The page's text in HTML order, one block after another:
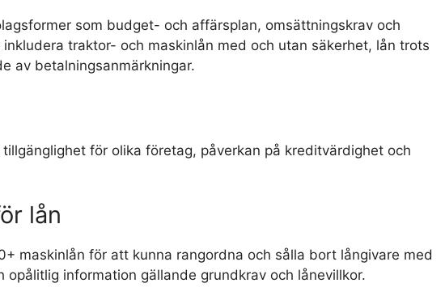
som budget- och affärsplan, omsättningskrav och
traktor- och maskinlån med och utan säkerhet, lån trots
av betalningsanmärkningar.
för olika företag, påverkan på kreditvärdighet och
lån
maskinlån för att kunna rangordna och sålla bort långivare med
opålitlig information gällande grundkrav och lånevillkor.